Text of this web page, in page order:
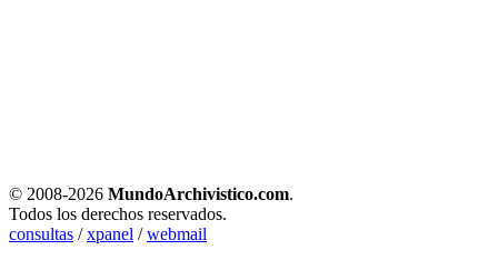
© 2008-2026 MundoArchivistico.com.
Todos los derechos reservados.
consultas /xpanel /webmail